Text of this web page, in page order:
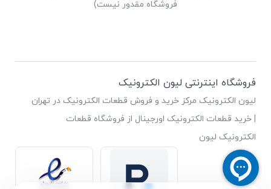
فروشگاه مقدور نیست)
فروشگاه اینترنتی لیون الکترونیک
لیون الکترونیک مرکز خرید و فروش قطعات الکترونیک در تهران
| خرید قطعات الکترونیک اورجینال از فروشگاه قطعات
الکترونیک لیون